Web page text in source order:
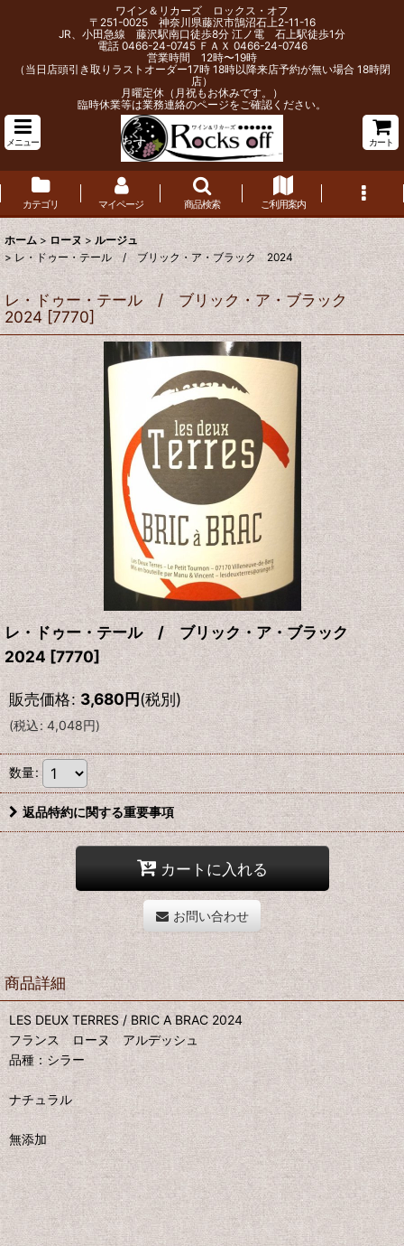
ワイン＆リカーズ ロックス・オフ
〒251-0025 神奈川県藤沢市鵠沼石上2-11-16
JR、小田急線 藤沢駅南口徒歩8分 江ノ電 石上駅徒歩1分
電話 0466-24-0745 ＦＡＸ 0466-24-0746
営業時間 12時〜19時
（当日店頭引き取りラストオーダー17時 18時以降来店予約が無い場合 18時閉
店）
月曜定休（月祝もお休みです。）
臨時休業等は業務連絡のページをご確認ください。
メニュー カート
カテゴリ マイページ 商品検索 ご利用案内
ホーム > ローヌ > ルージュ
> レ・ドゥー・テール / ブリック・ア・ブラック 2024
レ・ドゥー・テール / ブリック・ア・ブラック
2024 [7770]
レ・ドゥー・テール / ブリック・ア・ブラック
2024 [7770]
販売価格: 3,680円(税別)
(税込: 4,048円)
数量:
返品特約に関する重要事項
カートに入れる
お問い合わせ
商品詳細
LES DEUX TERRES / BRIC A BRAC 2024
フランス ローヌ アルデッシュ
品種：シラー
ナチュラル
無添加